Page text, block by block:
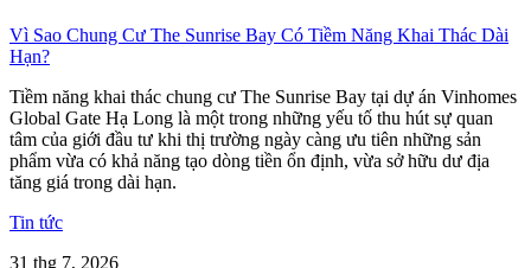
Vì Sao Chung Cư The Sunrise Bay Có Tiềm Năng Khai Thác Dài
Hạn?
Tiềm năng khai thác chung cư The Sunrise Bay tại dự án Vinhomes
Global Gate Hạ Long là một trong những yếu tố thu hút sự quan
tâm của giới đầu tư khi thị trường ngày càng ưu tiên những sản
phẩm vừa có khả năng tạo dòng tiền ổn định, vừa sở hữu dư địa
tăng giá trong dài hạn.
Tin tức
31 thg 7, 2026